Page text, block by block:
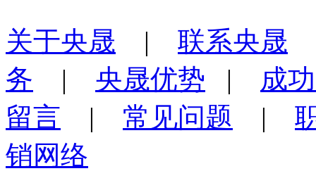
关于央晟 | 联系央晟
务 | 央晟优势 | 成
留言 | 常见问题 |
销网络